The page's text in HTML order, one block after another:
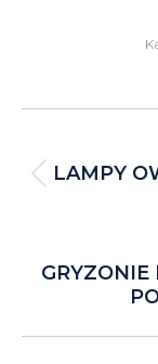
LAMPY
GRYZONIE